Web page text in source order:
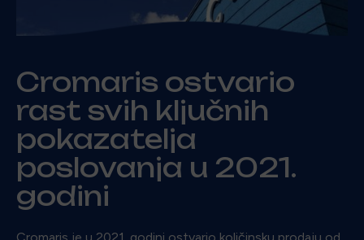
Cromaris ostvario
rast svih ključnih
pokazatelja
poslovanja u 2021.
godini
Cromaris je u 2021. godini ostvario količinsku prodaju od